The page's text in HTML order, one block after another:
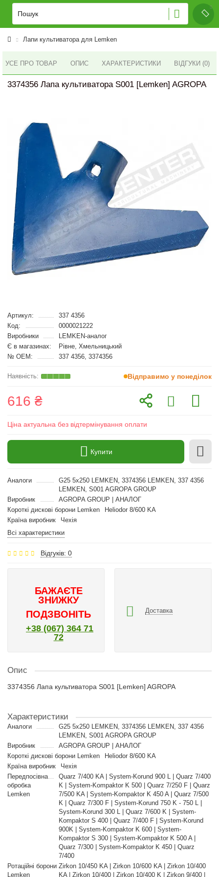
Лапи культиватора для Lemken
УСЕ ПРО ТОВАР ОПИС ХАРАКТЕРИСТИКИ ВІДГУКИ (0)
3374356 Лапа культиватора S001 [Lemken] AGROPA
Артикул:
337 4356
Код:
0000021222
Виробники
LEMKEN-аналог
Є в магазинах:
Рівне, Хмельницький
№ OEM:
337 4356, 3374356
Відправимо у понеділок
616 ₴
Ціна актуальна без відтермінування оплати
Купити
Аналоги
G25 5x250 LEMKEN, 3374356 LEMKEN, 337 4356
LEMKEN, S001 AGROPA GROUP
Виробник
AGROPA GROUP | АНАЛОГ
Короткі дискові борони Lemken
Heliodor 8/600 KA
Країна виробник
Чехія
Всі характеристики
Відгуків: 0
БАЖАЄТЕ
ЗНИЖКУ
ПОДЗВОНІТЬ
+38 (067) 364 71
72
Доставка
Опис
3374356 Лапа культиватора S001 [Lemken] AGROPA
Характеристики
Аналоги
G25 5x250 LEMKEN, 3374356 LEMKEN, 337 4356
LEMKEN, S001 AGROPA GROUP
Виробник
AGROPA GROUP | АНАЛОГ
Короткі дискові борони Lemken
Heliodor 8/600 KA
Країна виробник
Чехія
Передпосівна
обробка
Lemken
Quarz 7/400 KA | System-Korund 900 L | Quarz 7/400
K | System-Kompaktor K 500 | Quarz 7/250 F | Quarz
7/500 KA | System-Kompaktor K 450 A | Quarz 7/500
K | Quarz 7/300 F | System-Korund 750 K - 750 L |
System-Korund 300 L | Quarz 7/600 K | System-
Kompaktor S 400 | Quarz 7/400 F | System-Korund
900K | System-Kompaktor K 600 | System-
Kompaktor S 300 | System-Kompaktor K 500 A |
Quarz 7/300 | System-Kompaktor K 450 | Quarz
7/400
Ротаційні борони
Lemken
Zirkon 10/450 KA | Zirkon 10/600 KA | Zirkon 10/400
KA | Zirkon 10/400 | Zirkon 10/400 K | Zirkon 9/400 |